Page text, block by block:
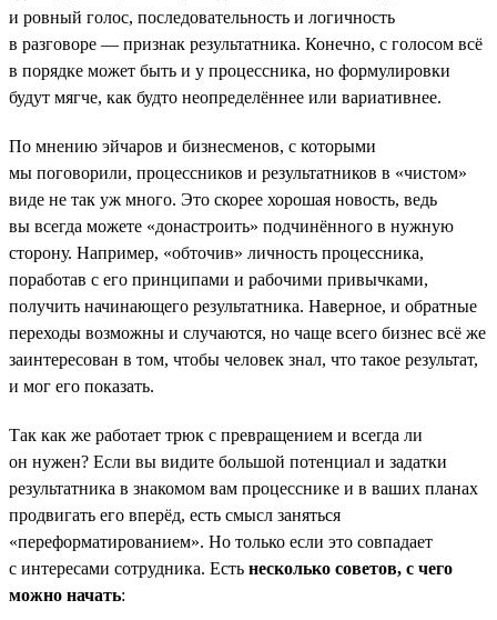
и ровный голос, последовательность и логичность
в разговоре — признак результатника. Конечно, с голосом всё
в порядке может быть и у процессника, но формулировки
будут мягче, как будто неопределённее или вариативнее.
По мнению эйчаров и бизнесменов, с которыми
мы поговорили, процессников и результатников в «чистом»
виде не так уж много. Это скорее хорошая новость, ведь
вы всегда можете «донастроить» подчинённого в нужную
сторону. Например, «обточив» личность процессника,
поработав с его принципами и рабочими привычками,
получить начинающего результатника. Наверное, и обратные
переходы возможны и случаются, но чаще всего бизнес всё же
заинтересован в том, чтобы человек знал, что такое результат,
и мог его показать.
Так как же работает трюк с превращением и всегда ли
он нужен? Если вы видите большой потенциал и задатки
результатника в знакомом вам процесснике и в ваших планах
продвигать его вперёд, есть смысл заняться
«переформатированием». Но только если это совпадает
с интересами сотрудника. Есть несколько советов, с чего
можно начать: